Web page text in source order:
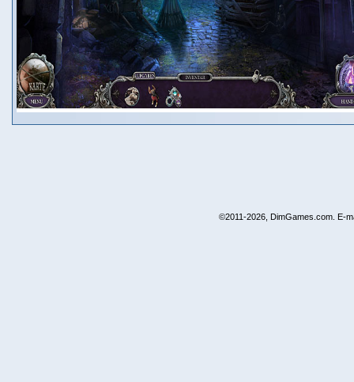
©2011-2026, DimGames.com. E-